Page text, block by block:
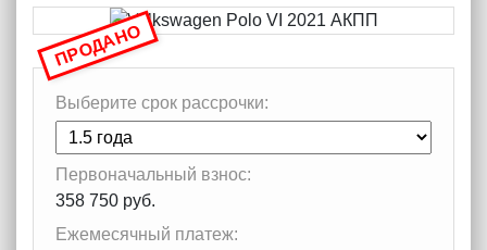
Выберите срок рассрочки:
Первоначальный взнос:
358 750 руб.
Ежемесячный платеж:
ПРОДАНО